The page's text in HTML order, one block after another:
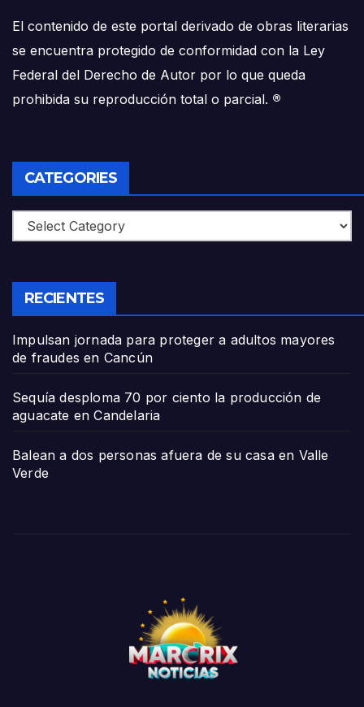
El contenido de este portal derivado de obras literarias
se encuentra protegido de conformidad con la Ley
Federal del Derecho de Autor por lo que queda
prohibida su reproducción total o parcial. ®
CATEGORIES
Categories
RECIENTES
Impulsan jornada para proteger a adultos mayores
de fraudes en Cancún
Sequía desploma 70 por ciento la producción de
aguacate en Candelaria
Balean a dos personas afuera de su casa en Valle
Verde